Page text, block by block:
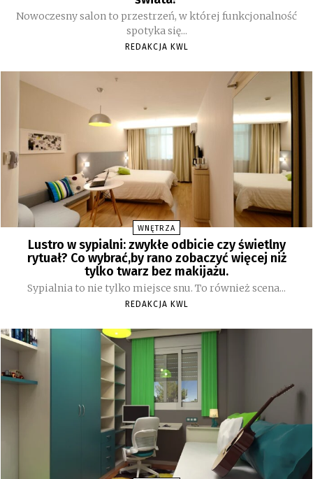
Nowoczesny salon to przestrzeń, w której funkcjonalność
spotyka się...
REDAKCJA KWL
WNĘTRZA
Lustro w sypialni: zwykłe odbicie czy świetlny
rytuał? Co wybrać,by rano zobaczyć więcej niż
tylko twarz bez makijażu.
Sypialnia to nie tylko miejsce snu. To również scena...
REDAKCJA KWL